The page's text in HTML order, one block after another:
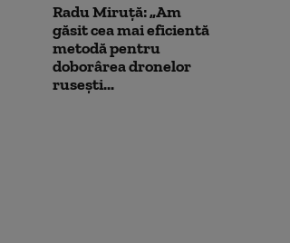
Radu Miruță: „Am
găsit cea mai eficientă
metodă pentru
doborârea dronelor
rusești...